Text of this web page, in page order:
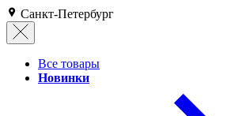
Санкт-Петербург
Все товары
Новинки